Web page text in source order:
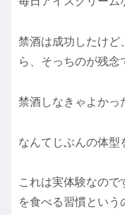
禁酒は成功したけど
ら、そっちのが残念
禁酒しなきゃよかっ
なんてじぶんの体型
これは実体験なので
を食べる習慣という